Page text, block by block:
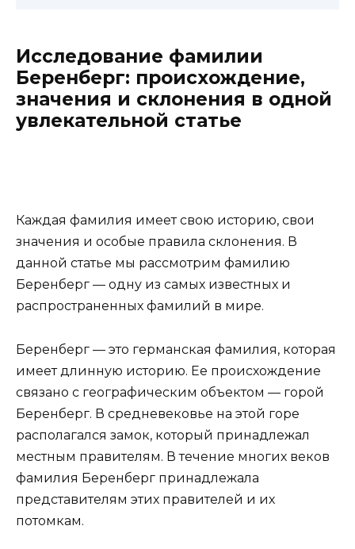
Исследование фамилии
Беренберг: происхождение,
значения и склонения в одной
увлекательной статье
Каждая фамилия имеет свою историю, свои
значения и особые правила склонения. В
данной статье мы рассмотрим фамилию
Беренберг — одну из самых известных и
распространенных фамилий в мире.
Беренберг — это германская фамилия, которая
имеет длинную историю. Ее происхождение
связано с географическим объектом — горой
Беренберг. В средневековье на этой горе
располагался замок, который принадлежал
местным правителям. В течение многих веков
фамилия Беренберг принадлежала
представителям этих правителей и их
потомкам.